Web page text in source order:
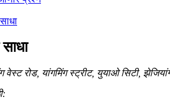
वेस्ट रोड, यांगमिंग स्ट्रीट, युयाओ सिटी,